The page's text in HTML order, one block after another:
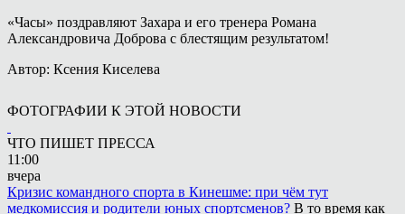
«Часы» поздравляют Захара и его тренера Романа
Александровича Доброва с блестящим результатом!
Автор: Ксения Киселева
ФОТОГРАФИИ К ЭТОЙ НОВОСТИ
ЧТО ПИШЕТ ПРЕССА
11:00
вчера
Кризис командного спорта в Кинешме: при чём тут
медкомиссия и родители юных спортсменов? В то время как